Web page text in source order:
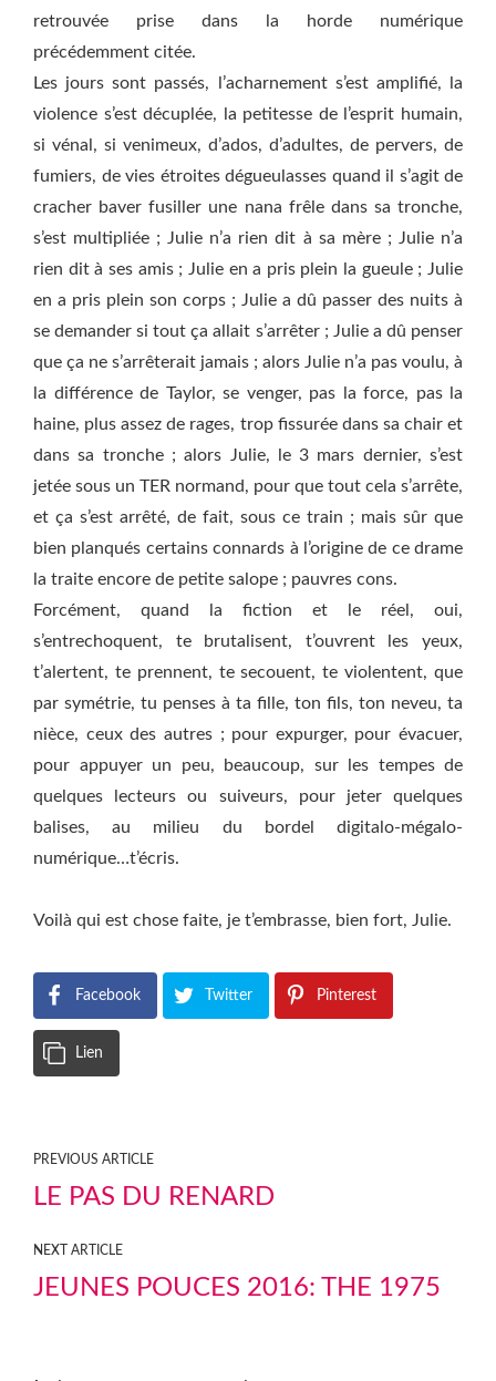
retrouvée prise dans la horde numérique
précédemment citée.
Les jours sont passés, l’acharnement s’est amplifié, la
violence s’est décuplée, la petitesse de l’esprit humain,
si vénal, si venimeux, d’ados, d’adultes, de pervers, de
fumiers, de vies étroites dégueulasses quand il s’agit de
cracher baver fusiller une nana frêle dans sa tronche,
s’est multipliée ; Julie n’a rien dit à sa mère ; Julie n’a
rien dit à ses amis ; Julie en a pris plein la gueule ; Julie
en a pris plein son corps ; Julie a dû passer des nuits à
se demander si tout ça allait s’arrêter ; Julie a dû penser
que ça ne s’arrêterait jamais ; alors Julie n’a pas voulu, à
la différence de Taylor, se venger, pas la force, pas la
haine, plus assez de rages, trop fissurée dans sa chair et
dans sa tronche ; alors Julie, le 3 mars dernier, s’est
jetée sous un TER normand, pour que tout cela s’arrête,
et ça s’est arrêté, de fait, sous ce train ; mais sûr que
bien planqués certains connards à l’origine de ce drame
la traite encore de petite salope ; pauvres cons.
Forcément, quand la fiction et le réel, oui,
s’entrechoquent, te brutalisent, t’ouvrent les yeux,
t’alertent, te prennent, te secouent, te violentent, que
par symétrie, tu penses à ta fille, ton fils, ton neveu, ta
nièce, ceux des autres ; pour expurger, pour évacuer,
pour appuyer un peu, beaucoup, sur les tempes de
quelques lecteurs ou suiveurs, pour jeter quelques
balises, au milieu du bordel digitalo-mégalo-
numérique…t’écris.
Voilà qui est chose faite, je t’embrasse, bien fort, Julie.
Facebook Twitter Pinterest
Lien
PREVIOUS ARTICLE
LE PAS DU RENARD
NEXT ARTICLE
JEUNES POUCES 2016: THE 1975